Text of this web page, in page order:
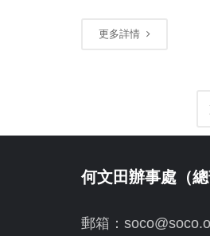
更多詳情
何文田辦事處（總
郵箱：